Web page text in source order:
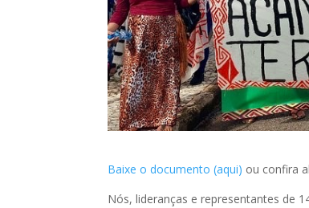
Baixe o documento (aqui) ou confira
Nós, lideranças e representantes de